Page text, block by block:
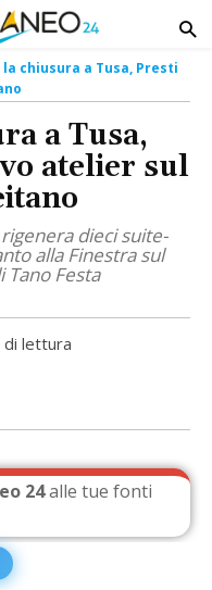
la chiusura a Tusa, Presti
a Tusa,
atelier sul
dieci suite-
alla Finestra sul
Festa
di lettura
24alle tue fonti